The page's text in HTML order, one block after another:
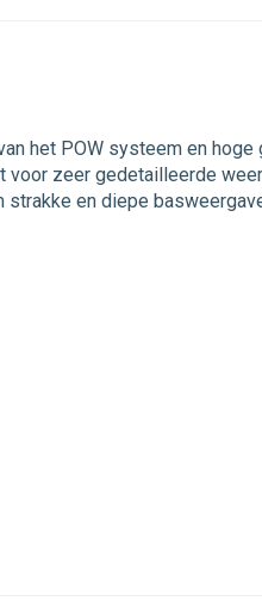
het POW systeem en
zeer gedetailleerde
en diepe